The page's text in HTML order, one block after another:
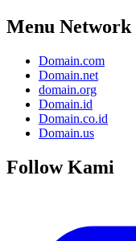
Menu Network
Domain.com
Domain.net
domain.org
Domain.id
Domain.co.id
Domain.us
Follow Kami